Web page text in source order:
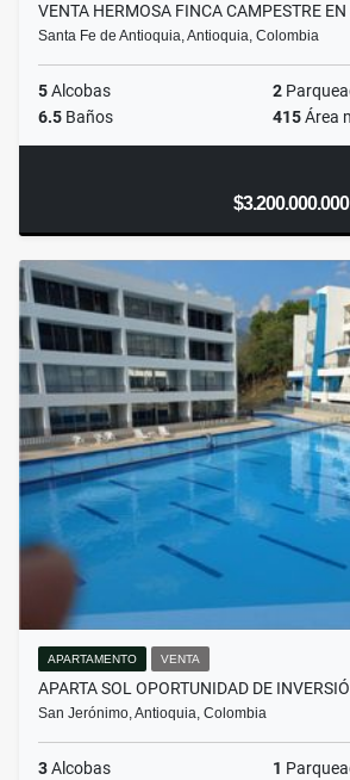
VENTA HERMOSA FINCA CAMPESTRE
Santa Fe de Antioquia, Antioquia, Colombia
5Alcobas 2
6.5 Baños 415Área
$3.200.000.000
APARTAMENTO VENTA
APARTA SOL OPORTUNIDAD DE
San Jerónimo, Antioquia, Colombia
3Alcobas 1